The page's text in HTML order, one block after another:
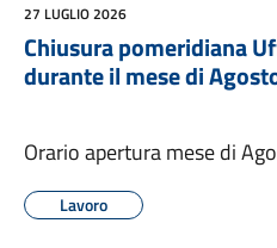
27 LUGLIO 2026
Chiusura pomeridiana
durante il mese di
Orario apertura mese di
Lavoro